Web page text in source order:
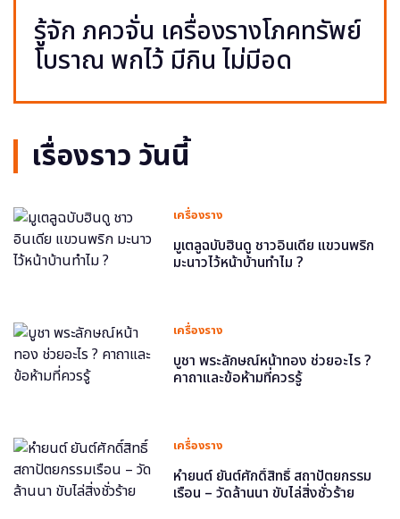
รู้จัก ภควจั่น เครื่องรางโภคทรัพย์
โบราณ พกไว้ มีกิน ไม่มีอด
เรื่องราว วันนี้
เครื่องราง
มูเตลูฉบับฮินดู ชาวอินเดีย แขวนพริก
มะนาวไว้หน้าบ้านทำไม ?
เครื่องราง
บูชา พระลักษณ์หน้าทอง ช่วยอะไร ?
คาถาและข้อห้ามที่ควรรู้
เครื่องราง
หำยนต์ ยันต์ศักดิ์สิทธิ์ สถาปัตยกรรม
เรือน – วัดล้านนา ขับไล่สิ่งชั่วร้าย